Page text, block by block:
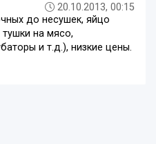
20.10.2013, 00:15
до несушек, яйцо
на мясо,
и т.д.), низкие цены.